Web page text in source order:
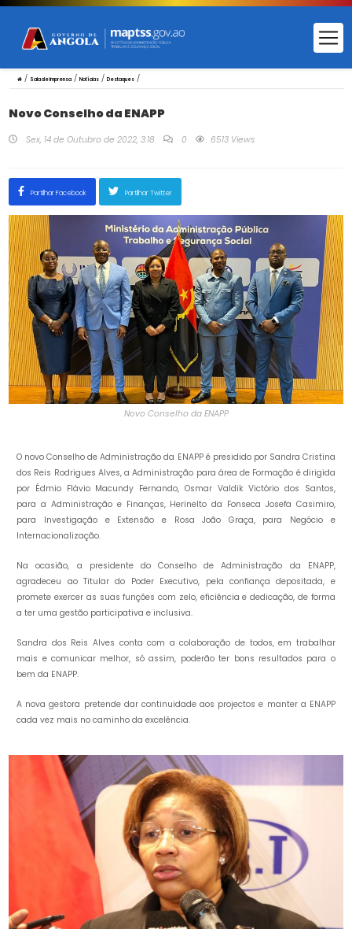
/ Sala de Imprensa/ Notícias/ Destaques/
Novo Conselho da ENAPP
Sex, 14 de Outubro de 2022, 3:18 0 6513 Views
Partilhar Facebook Partilhar Twitter
Novo Conselho da ENAPP
O novo Conselho de Administração da ENAPP é presidido por Sandra Cristina
dos Reis Rodrigues Alves, a Administração para área de Formação é dirigida
por Édmio Flávio Macundy Fernando, Osmar Valdik Victório dos Santos,
para a Administração e Finanças, Herinelto da Fonseca Josefa Casimiro,
para Investigação e Extensão e Rosa João Graça, para Negócio e
Internacionalização.
Na ocasião, a presidente do Conselho de Administração da ENAPP,
agradeceu ao Titular do Poder Executivo, pela confiança depositada, e
promete exercer as suas funções com zelo, eficiência e dedicação, de forma
a ter uma gestão participativa e inclusiva.
Sandra dos Reis Alves conta com a colaboração de todos, em trabalhar
mais e comunicar melhor, só assim, poderão ter bons resultados para o
bem da ENAPP.
A nova gestora pretende dar continuidade aos projectos e manter a ENAPP
cada vez mais no caminho da excelência.